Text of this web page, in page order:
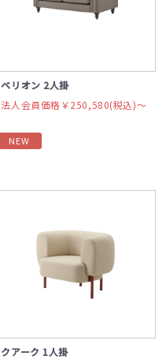
ベリオン 2人掛
法人会員価格￥250,580(税込)〜
NEW
クアーク 1人掛